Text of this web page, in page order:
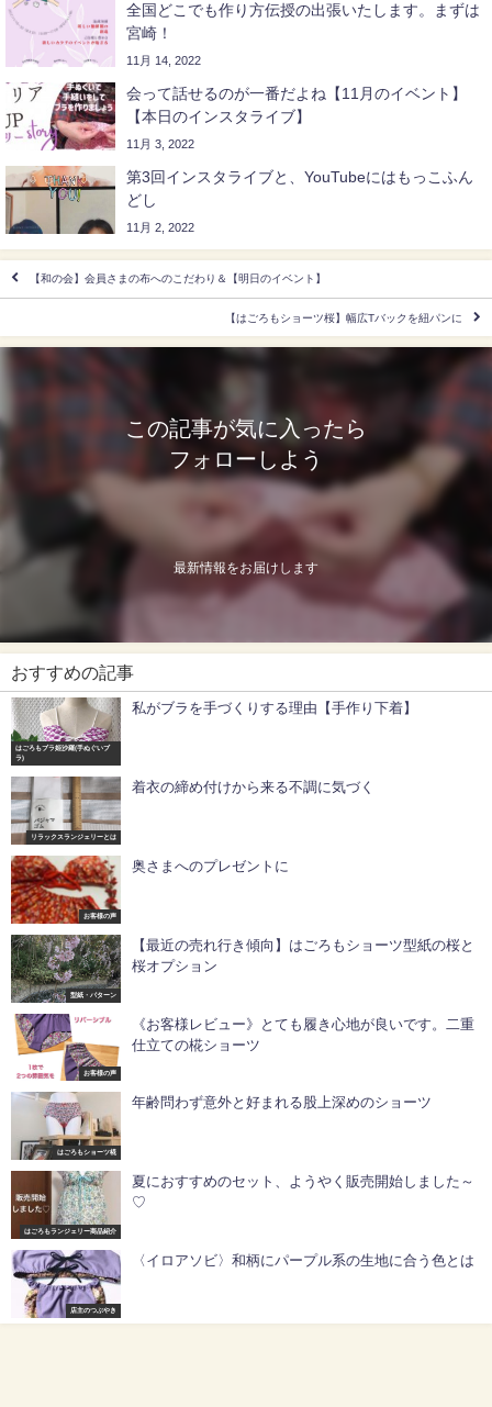
全国どこでも作り方伝授の出張いたします。まずは
宮崎！
11月 14, 2022
会って話せるのが一番だよね【11月のイベント】
【本日のインスタライブ】
11月 3, 2022
第3回インスタライブと、YouTubeにはもっこふん
どし
11月 2, 2022
【和の会】会員さまの布へのこだわり＆【明日のイベント】
【はごろもショーツ桜】幅広Tバックを紐パンに
この記事が気に入ったら
フォローしよう
最新情報をお届けします
おすすめの記事
はごろもブラ姫沙羅(手ぬぐいブ
ラ)
私がブラを手づくりする理由【手作り下着】
リラックスランジェリーとは
着衣の締め付けから来る不調に気づく
お客様の声
奥さまへのプレゼントに
型紙・パターン
【最近の売れ行き傾向】はごろもショーツ型紙の桜と
桜オプション
お客様の声
《お客様レビュー》とても履き心地が良いです。二重
仕立ての椛ショーツ
はごろもショーツ椛
年齢問わず意外と好まれる股上深めのショーツ
はごろもランジェリー商品紹介
夏におすすめのセット、ようやく販売開始しました～
♡
店主のつぶやき
〈イロアソビ〉和柄にパープル系の生地に合う色とは